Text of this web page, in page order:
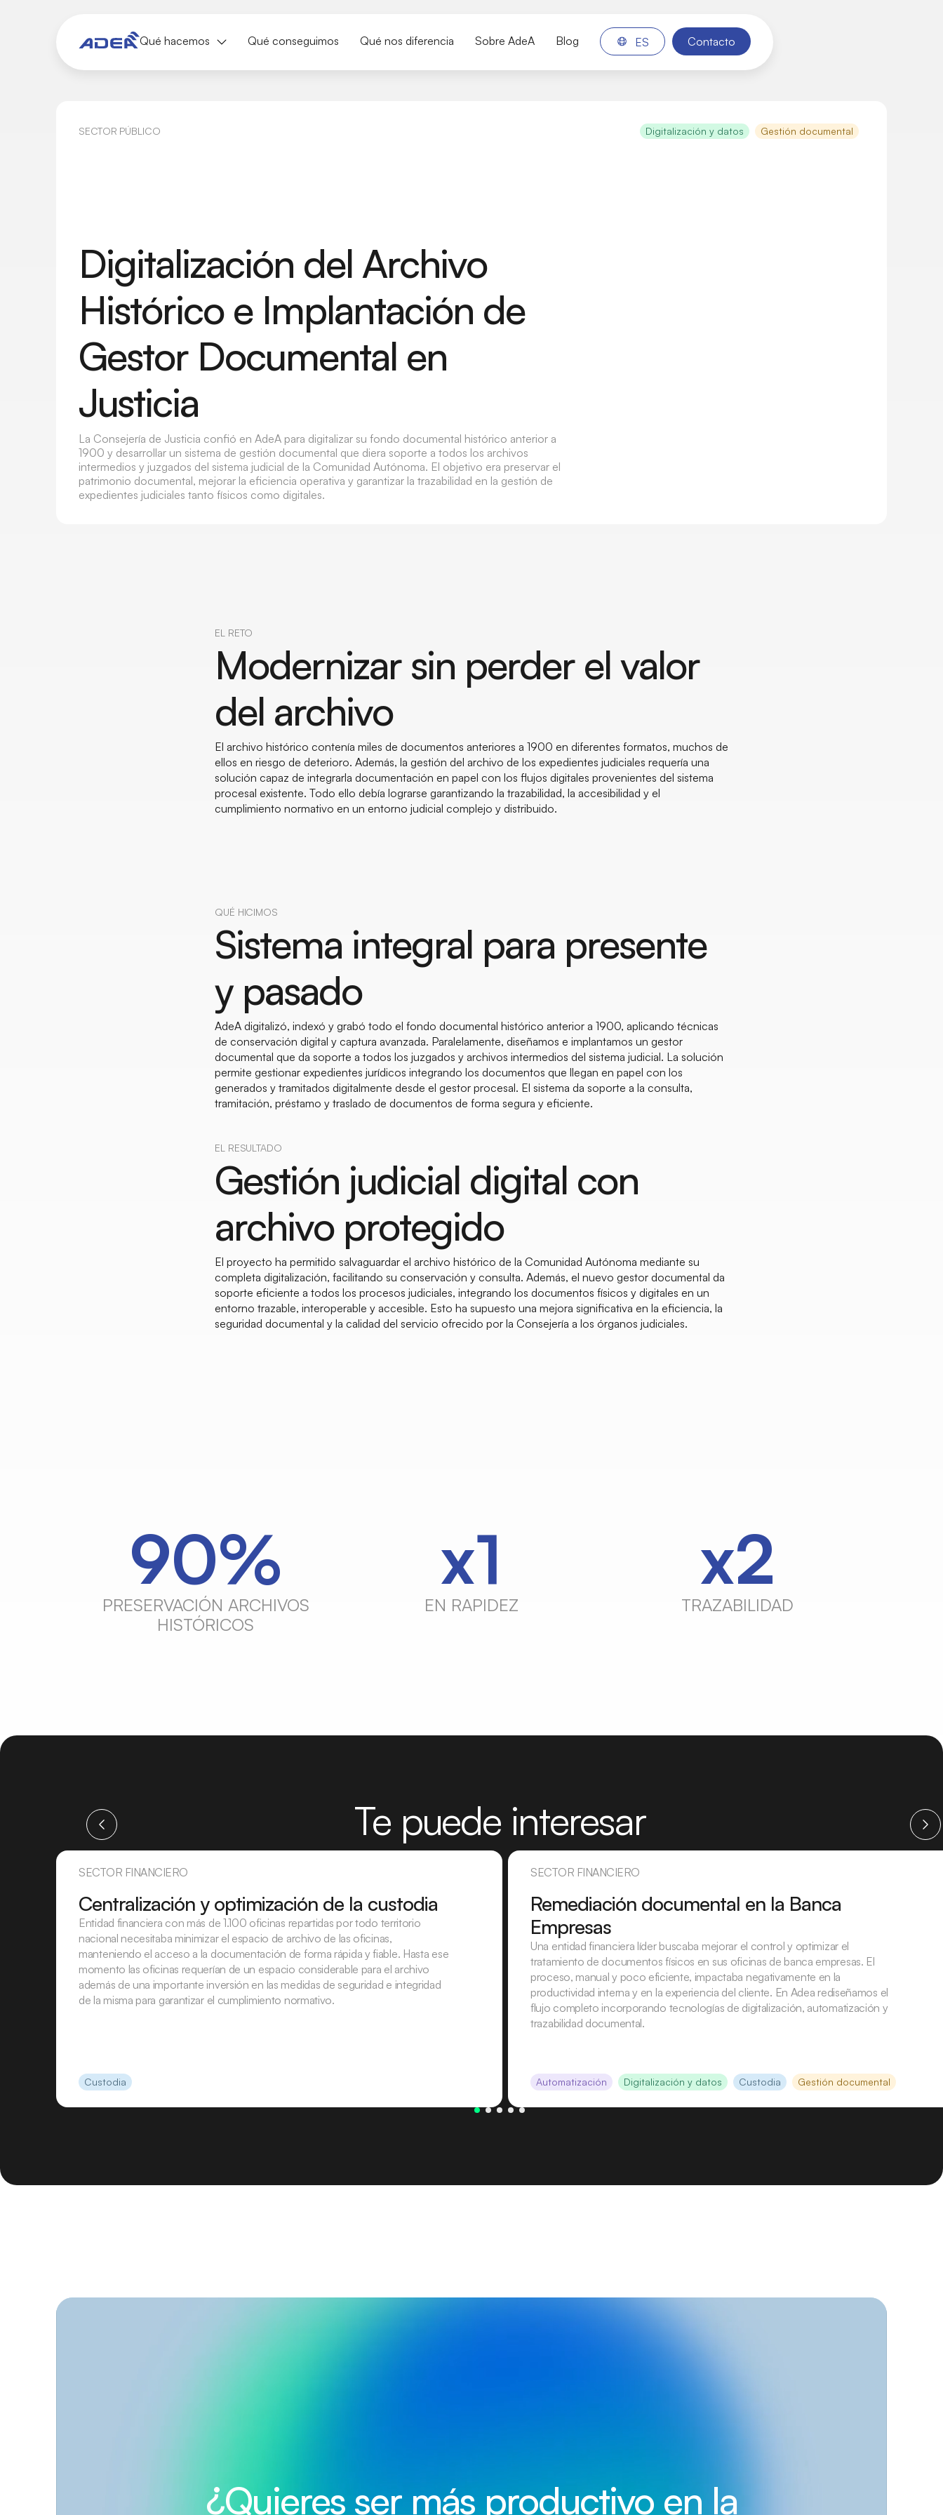
Qué hacemos Qué conseguimos Qué nos diferencia Sobre AdeA Blog ES Contacto
SECTOR PÚBLICO Digitalización y datos Gestión documental
Digitalización del Archivo
Histórico e Implantación de
Gestor Documental en
Justicia
La Consejería de Justicia confió en AdeA para digitalizar su fondo documental histórico anterior a
1900 y desarrollar un sistema de gestión documental que diera soporte a todos los archivos
intermedios y juzgados del sistema judicial de la Comunidad Autónoma. El objetivo era preservar el
patrimonio documental, mejorar la eficiencia operativa y garantizar la trazabilidad en la gestión de
expedientes judiciales tanto físicos como digitales.
EL RETO
Modernizar sin perder el valor
del archivo
El archivo histórico contenía miles de documentos anteriores a 1900 en diferentes formatos, muchos de
ellos en riesgo de deterioro. Además, la gestión del archivo de los expedientes judiciales requería una
solución capaz de integrarla documentación en papel con los flujos digitales provenientes del sistema
procesal existente. Todo ello debía lograrse garantizando la trazabilidad, la accesibilidad y el
cumplimiento normativo en un entorno judicial complejo y distribuido.
QUÉ HICIMOS
Sistema integral para presente
y pasado
AdeA digitalizó, indexó y grabó todo el fondo documental histórico anterior a 1900, aplicando técnicas
de conservación digital y captura avanzada. Paralelamente, diseñamos e implantamos un gestor
documental que da soporte a todos los juzgados y archivos intermedios del sistema judicial. La solución
permite gestionar expedientes jurídicos integrando los documentos que llegan en papel con los
generados y tramitados digitalmente desde el gestor procesal. El sistema da soporte a la consulta,
tramitación, préstamo y traslado de documentos de forma segura y eficiente.
EL RESULTADO
Gestión judicial digital con
archivo protegido
El proyecto ha permitido salvaguardar el archivo histórico de la Comunidad Autónoma mediante su
completa digitalización, facilitando su conservación y consulta. Además, el nuevo gestor documental da
soporte eficiente a todos los procesos judiciales, integrando los documentos físicos y digitales en un
entorno trazable, interoperable y accesible. Esto ha supuesto una mejora significativa en la eficiencia, la
seguridad documental y la calidad del servicio ofrecido por la Consejería a los órganos judiciales.
100%
PRESERVACIÓN ARCHIVOS
HISTÓRICOS
x2
EN RAPIDEZ
x3
TRAZABILIDAD
Te puede interesar
SECTOR FINANCIERO
Centralización y optimización de la custodia
Entidad financiera con más de 1.100 oficinas repartidas por todo territorio
nacional necesitaba minimizar el espacio de archivo de las oficinas,
manteniendo el acceso a la documentación de forma rápida y fiable. Hasta ese
momento las oficinas requerían de un espacio considerable para el archivo
además de una importante inversión en las medidas de seguridad e integridad
de la misma para garantizar el cumplimiento normativo.
Custodia
SECTOR FINANCIERO
Remediación documental en la Banca
Empresas
Una entidad financiera líder buscaba mejorar el control y optimizar el
tratamiento de documentos físicos en sus oficinas de banca empresas. El
proceso, manual y poco eficiente, impactaba negativamente en la
productividad interna y en la experiencia del cliente. En Adea rediseñamos el
flujo completo incorporando tecnologías de digitalización, automatización y
trazabilidad documental.
Automatización Digitalización y datos Custodia Gestión documental
¿Quieres ser más productivo en la